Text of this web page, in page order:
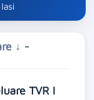
↓ -
TVR I